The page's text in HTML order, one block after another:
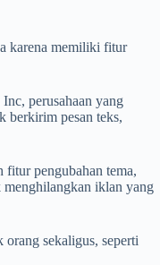
karena memiliki fitur
perusahaan yang
berkirim pesan teks,
pengubahan tema,
iklan yang
sekaligus, seperti